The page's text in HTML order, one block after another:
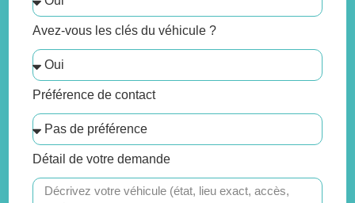
Avez-vous les clés du véhicule ?
Préférence de contact
Détail de votre demande